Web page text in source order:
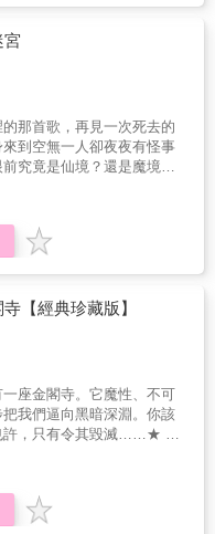
然在我削瘦乾扁的胸中晃
弟們，無論再有錢，依然是
〉父親在某處為義玩樂，
玩樂，賭上性命在玩樂。
竟，「義」是什麼？
竟是溫柔的安慰，還是心
的幸福〉何以想得到家
惱地潸然落淚？ 〈老海
今昔對照，突出主角心中
論走到哪裡，都沒有往昔的
色了，或許是我的心乾涸
們〉細膩描寫兄弟情
哀痛。
的人性百態，並不時流露出
。如〈鏗鏗鏘鏘〉裡二十
信討論人生的虛妄性；
害羞內向的主角為了圓不
殺人罪。【輯三：人間
篇充滿異國、神話色彩
顯太宰治的生命情識。如
偶化作真人現身，向主角
故事，一方面卻又注重形
誌異》，太宰治精湛的敘寫
更富立體感與靈性，不再
號。【輯四：奇想】 本
照出太宰對怪談異聞的濃厚
「我」為視角，太宰用奇異
事物，如〈哀蚊〉描述著
約浮現鬼魂的模樣；〈磷
實的分野；〈玩具〉裡深
的不捨與執念……各篇皆淋
的內心意識與創作基調。
「草迷宮」石碑仍矗立於日
說 敘事者從此岸之人到彼
的移轉，讀者一步步被引
怪鬼魅的迷宮之中。錯綜
雜沓交錯的敘事……不妨一
著歌聲踏入泉鏡花筆下如
一窺究竟。 ──元智大學應
廖秀娟 行腳諸國的法師正
主婆婆奉上熱茶，突然娓
子石」，據說撿拾回家加以
子嗣。店主接著繼續說著
事：總以圓扇遮臉的神祕
的村夫發狂？已無人居的別
悲劇造成的五具屍體……法
亡魂祝禱。在屋子裡，法
的青年，為了再聽一次孩
歌曲，青年決定住進斷瓦
奇怪的聲響和動靜，只因
去的母親，再聽一次那首
輕唱的曲子…… 本書問世逾
、西等多國語言全球流傳。
套疊，打亂時間與空間的
者無法安眠、亡者不能入
入泉鏡花獨特幻想世界的最
宮
那首歌，再見一次死去的
來到空無一人卻夜夜有怪事
究竟是仙境？還是魔境？
花經典名作 元智大學應用
娟──專文導讀 繪師安品
整收錄大師生平年表 蜷川幸
「草迷宮」石碑仍矗立於日
說 敘事者從此岸之人到彼
的移轉，讀者一步步被引
怪鬼魅的迷宮之中。錯綜
雜沓交錯的敘事……不妨一
著歌聲踏入泉鏡花筆下如
一窺究竟。 ──元智大學應
廖秀娟 行腳諸國的法師正
主婆婆奉上熱茶，突然娓
子石」，據說撿拾回家加以
子嗣。店主接著繼續說著
寺【經典珍藏版】
座金閣寺。它魔性、不可
我們逼向黑暗深淵。你該
許，只有令其毀滅……★ 諾
好評不斷的譯本！日本文
力重現原典，以洗鍊幽微
細膩、瑰麗且乖張的三島式